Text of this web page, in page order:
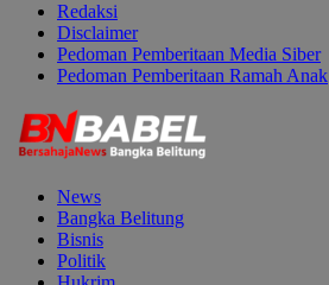
Redaksi
Disclaimer
Pedoman Pemberitaan Media Siber
Pedoman Pemberitaan Ramah Anak
News
Bangka Belitung
Bisnis
Politik